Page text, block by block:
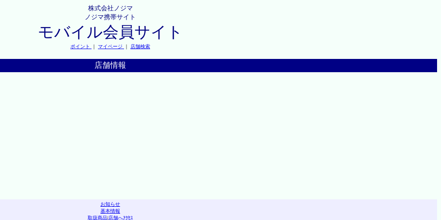
株式会社ノジマ
ノジマ携帯サイト
モバイル会員サイト
ポイント ｜ マイページ ｜ 店舗検索
店舗情報
お知らせ
基本情報
取扱商品|店舗へｱｸｾｽ